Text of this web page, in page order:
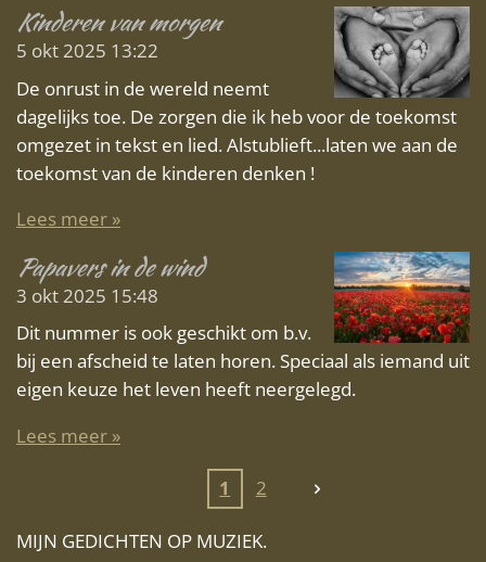
Kinderen van morgen
5 okt 2025 13:22
De onrust in de wereld neemt
dagelijks toe. De zorgen die ik heb voor de toekomst
omgezet in tekst en lied. Alstublieft...laten we aan de
toekomst van de kinderen denken !
Lees meer »
Papavers in de wind
3 okt 2025 15:48
Dit nummer is ook geschikt om b.v.
bij een afscheid te laten horen. Speciaal als iemand uit
eigen keuze het leven heeft neergelegd.
Lees meer »
1 2
MIJN GEDICHTEN OP MUZIEK.